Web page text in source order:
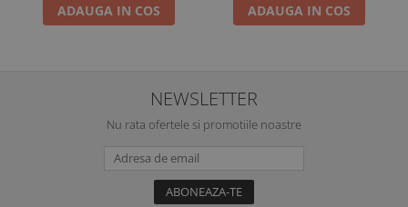
ADAUGA IN COS ADAUGA IN COS
NEWSLETTER
Nu rata ofertele si promotiile noastre